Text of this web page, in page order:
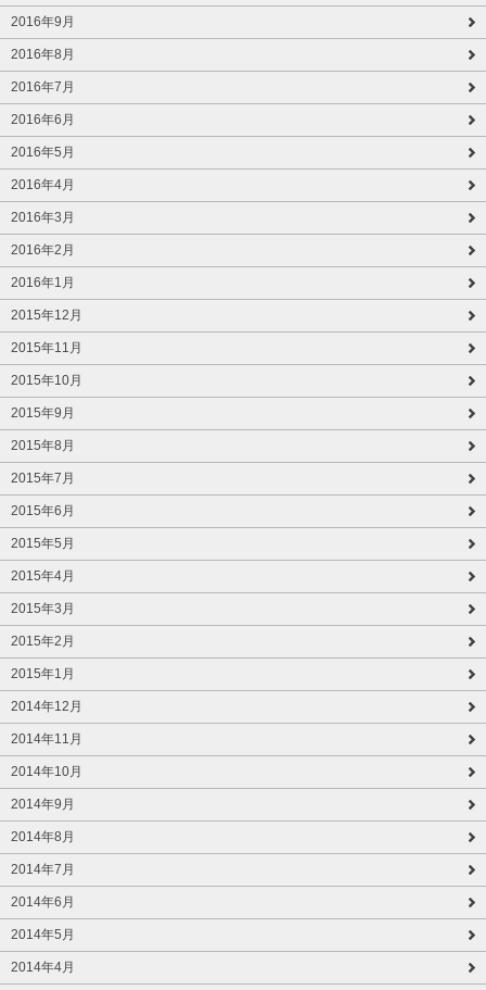
2016年9月
2016年8月
2016年7月
2016年6月
2016年5月
2016年4月
2016年3月
2016年2月
2016年1月
2015年12月
2015年11月
2015年10月
2015年9月
2015年8月
2015年7月
2015年6月
2015年5月
2015年4月
2015年3月
2015年2月
2015年1月
2014年12月
2014年11月
2014年10月
2014年9月
2014年8月
2014年7月
2014年6月
2014年5月
2014年4月